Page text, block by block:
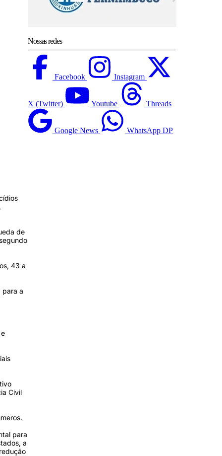
de
43 a
para a
Civil
para
a
Nossas redes
Facebook Instagram
X (Twitter) Youtube Threads
Google News WhatsApp DP